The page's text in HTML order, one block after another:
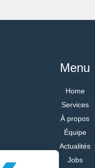
Menu
Home
Services
À propos
Équipe
Actualités
Jobs